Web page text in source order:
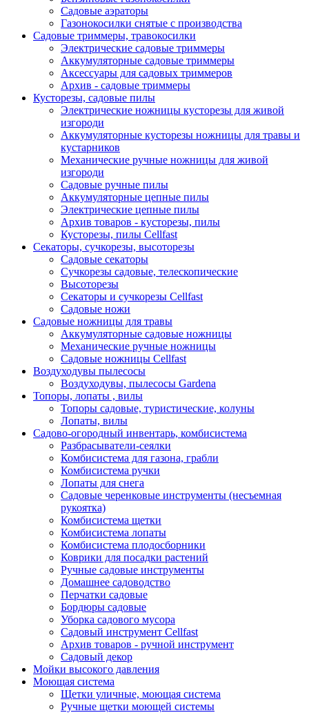
Садовые аэраторы
Газонокосилки снятые с производства
Садовые триммеры, травокосилки
Электрические садовые триммеры
Аккумуляторные садовые триммеры
Аксессуары для садовых триммеров
Архив - садовые триммеры
Кусторезы, садовые пилы
Электрические ножницы кусторезы для живой
изгороди
Аккумуляторные кусторезы ножницы для травы и
кустарников
Механические ручные ножницы для живой
изгороди
Садовые ручные пилы
Аккумуляторные цепные пилы
Электрические цепные пилы
Архив товаров - кусторезы, пилы
Кусторезы, пилы Cellfast
Секаторы, сучкорезы, высоторезы
Садовые секаторы
Сучкорезы садовые, телескопические
Высоторезы
Секаторы и сучкорезы Cellfast
Садовые ножи
Садовые ножницы для травы
Аккумуляторные садовые ножницы
Механические ручные ножницы
Садовые ножницы Cellfast
Воздуходувы пылесосы
Воздуходувы, пылесосы Gardena
Топоры, лопаты , вилы
Топоры садовые, туристические, колуны
Лопаты, вилы
Садово-огородный инвентарь, комбисистема
Разбрасыватели-сеялки
Комбисистема для газона, грабли
Комбисистема ручки
Лопаты для снега
Садовые черенковые инструменты (несъемная
рукоятка)
Комбисистема щетки
Комбисистема лопаты
Комбисистема плодосборники
Коврики для посадки растений
Ручные садовые инструменты
Домашнее садоводство
Перчатки садовые
Бордюры садовые
Уборка садового мусора
Садовый инструмент Cellfast
Архив товаров - ручной инструмент
Садовый декор
Мойки высокого давления
Моющая система
Щетки уличные, моющая система
Ручные щетки моющей системы